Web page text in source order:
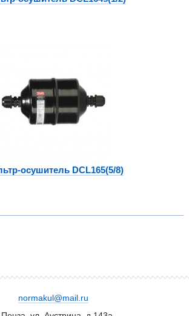
осушитель DCL165(5/8)
normakul@mail.ru